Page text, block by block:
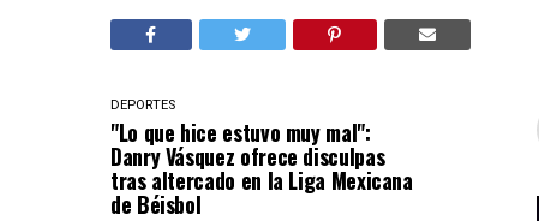
DEPORTES
"Lo que hice estuvo muy mal":
Danry Vásquez ofrece disculpas
tras altercado en la Liga Mexicana
de Béisbol